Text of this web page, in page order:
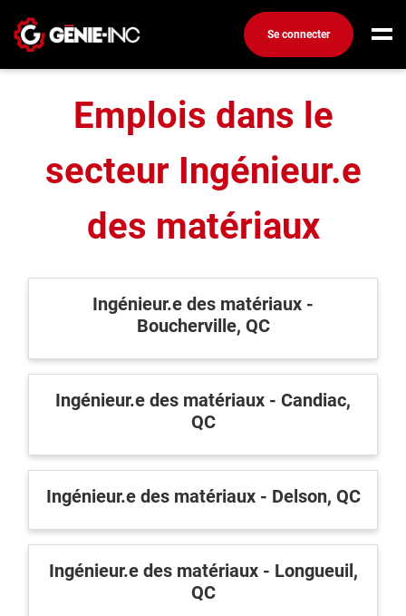
Se connecter
Créez un compte
Emplois
Compagnies
Ma boîte à outils
Conseils carrière
Info génie
Inscrivez-vous à l'infolettre
Employeurs
Publiez une offre d'emploi
Accueil
Emplois dans le secteur de l'ingénierie
Ingénieur.e des matériaux
Emplois dans le
secteur Ingénieur.e
des matériaux
Ingénieur.e des matériaux -
Boucherville, QC
Ingénieur.e des matériaux - Candiac,
QC
Ingénieur.e des matériaux - Delson, QC
Ingénieur.e des matériaux - Longueuil,
QC